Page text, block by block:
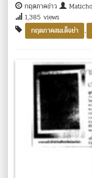
กฤตภาคข่าว
1,385 views
กฤตภาคสมเด็จย่า
,